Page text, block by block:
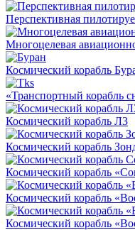
Перспективная
Многоцелевая
Космический корабль
«Транспортный корабль
Космический корабль Л3
Космический корабль
Космический корабль
Космический корабль
Космический корабль